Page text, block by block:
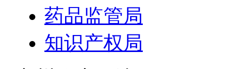
药品监管局
知识产权局